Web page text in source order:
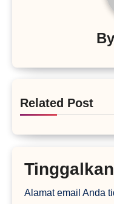
By
Related Post
Alamat email Anda